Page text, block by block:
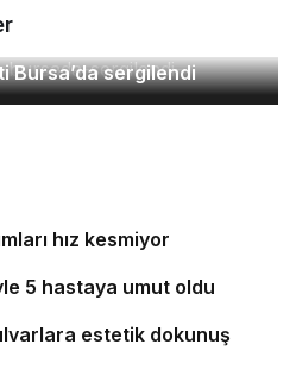
Bursa’da sergilendi
Bursa’yı
tanıtımı ve güvenlik
hız kesmiyor
5 hastaya umut oldu
estetik dokunuş
hapis cezası bulunan